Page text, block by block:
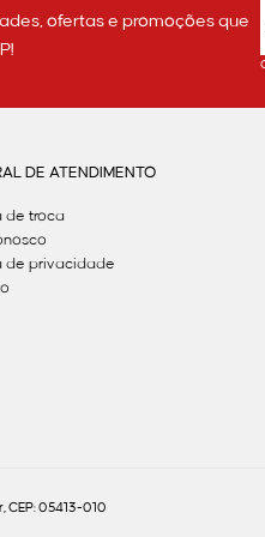
ofertas e promoções que
DE ATENDIMENTO
de troca
de privacidade
CEP: 05413-010